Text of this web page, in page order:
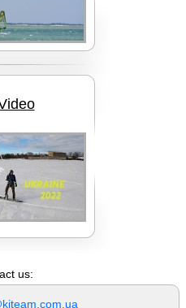
Вейкборды LIQUID FORCE
us: